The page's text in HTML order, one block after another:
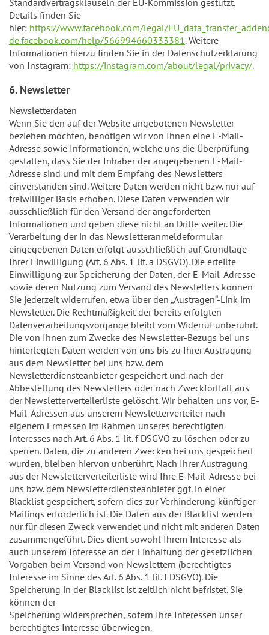
Standardvertragsklauseln der EU-Kommission gestützt.
Details finden Sie
hier: https://www.facebook.com/legal/
de.facebook.com/help/566994660333381. Weitere
Informationen hierzu finden Sie in der Datenschutzerklärung
von Instagram: https://instagram.com/about/legal/privacy/.
6. Newsletter
Newsletterdaten
Wenn Sie den auf der Website angebotenen Newsletter
beziehen möchten, benötigen wir von Ihnen eine E-Mail-
Adresse sowie Informationen, welche uns die Überprüfung
gestatten, dass Sie der Inhaber der angegebenen E-Mail-
Adresse sind und mit dem Empfang des Newsletters
einverstanden sind. Weitere Daten werden nicht bzw. nur auf
freiwilliger Basis erhoben. Diese Daten verwenden wir
ausschließlich für den Versand der angeforderten
Informationen und geben diese nicht an Dritte weiter. Die
Verarbeitung der in das Newsletteranmeldeformular
eingegebenen Daten erfolgt ausschließlich auf Grundlage
Ihrer Einwilligung (Art. 6 Abs. 1 lit. a DSGVO). Die erteilte
Einwilligung zur Speicherung der Daten, der E-Mail-Adresse
sowie deren Nutzung zum Versand des Newsletters können
Sie jederzeit widerrufen, etwa über den „Austragen“-Link im
Newsletter. Die Rechtmäßigkeit der bereits erfolgten
Datenverarbeitungsvorgänge bleibt vom Widerruf unberührt.
Die von Ihnen zum Zwecke des Newsletter-Bezugs bei uns
hinterlegten Daten werden von uns bis zu Ihrer Austragung
aus dem Newsletter bei uns bzw. dem
Newsletterdiensteanbieter gespeichert und nach der
Abbestellung des Newsletters oder nach Zweckfortfall aus
der Newsletterverteilerliste gelöscht. Wir behalten uns vor, E-
Mail-Adressen aus unserem Newsletterverteiler nach
eigenem Ermessen im Rahmen unseres berechtigten
Interesses nach Art. 6 Abs. 1 lit. f DSGVO zu löschen oder zu
sperren. Daten, die zu anderen Zwecken bei uns gespeichert
wurden, bleiben hiervon unberührt. Nach Ihrer Austragung
aus der Newsletterverteilerliste wird Ihre E-Mail-Adresse bei
uns bzw. dem Newsletterdiensteanbieter ggf. in einer
Blacklist gespeichert, sofern dies zur Verhinderung künftiger
Mailings erforderlich ist. Die Daten aus der Blacklist werden
nur für diesen Zweck verwendet und nicht mit anderen Daten
zusammengeführt. Dies dient sowohl Ihrem Interesse als
auch unserem Interesse an der Einhaltung der gesetzlichen
Vorgaben beim Versand von Newslettern (berechtigtes
Interesse im Sinne des Art. 6 Abs. 1 lit. f DSGVO). Die
Speicherung in der Blacklist ist zeitlich nicht befristet. Sie
können der
Speicherung widersprechen, sofern Ihre Interessen unser
berechtigtes Interesse überwiegen.